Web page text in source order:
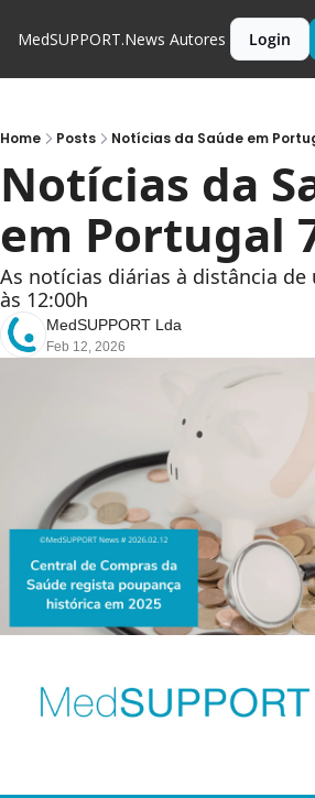
MedSUPPORT.News Autores Login
Home Posts Notícias da Saúde em
Notícias da
em Portugal
As notícias diárias à distância
às 12:00h
MedSUPPORT Lda
Feb 12, 2026